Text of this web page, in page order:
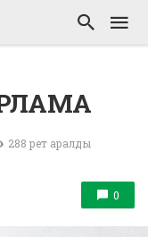
288 рет қаралды
0